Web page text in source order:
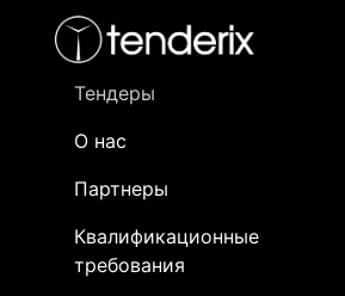
Тендеры
О нас
Партнеры
Квалификационные
требования
- активный лот
- сохраненный лот (не опубликован)
Закупка: Шина
медная
[Завершен]
Победитель выбран